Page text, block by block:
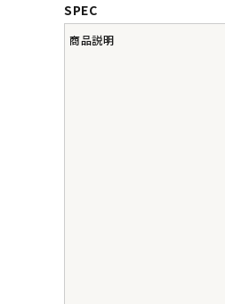
定期購入
SPEC
商品説明